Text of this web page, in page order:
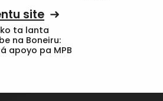
site
ta lanta
na Boneiru:
apoyo pa MPB